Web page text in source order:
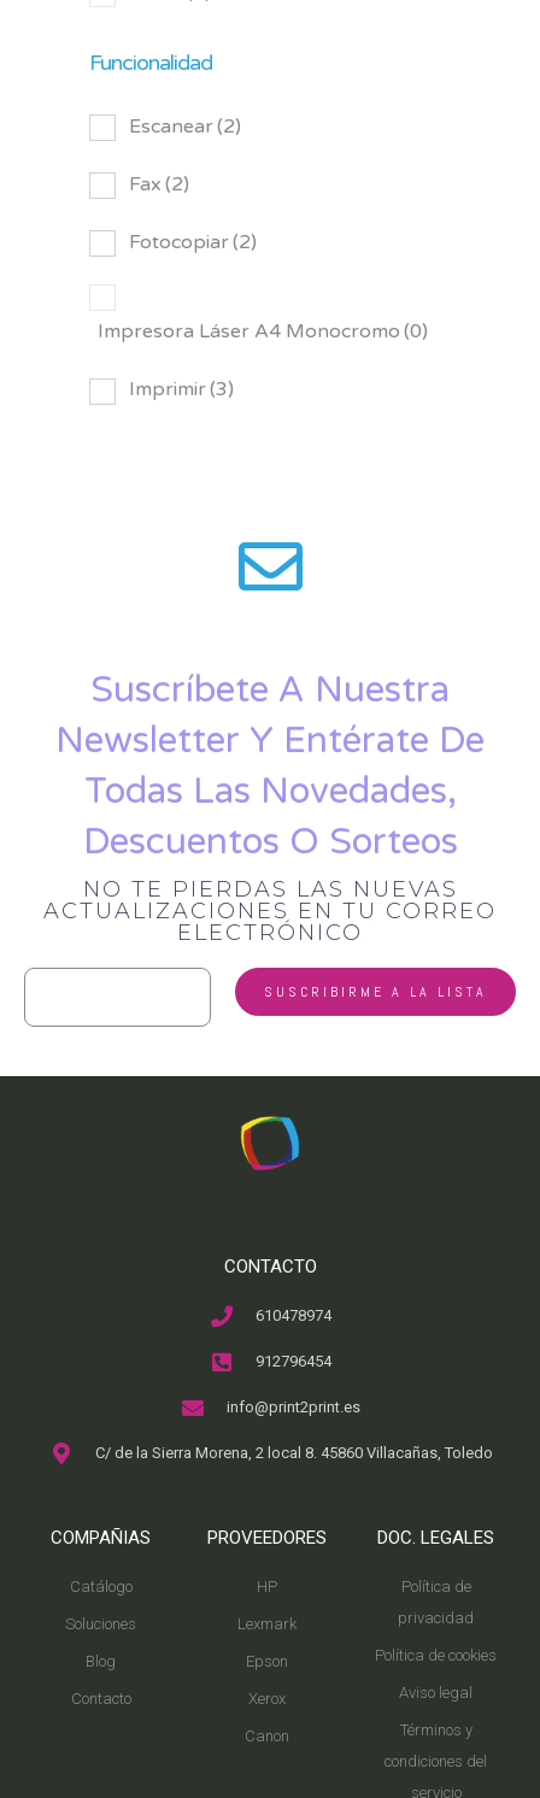
Funcionalidad
Escanear(2)
Fax (2)
Fotocopiar(2)
Impresora Láser A4 Monocromo (0)
Imprimir(3)
Suscríbete A Nuestra
Newsletter Y Entérate De
Todas Las Novedades,
Descuentos O Sorteos
NO TE PIERDAS LAS NUEVAS
ACTUALIZACIONES EN TU CORREO
ELECTRÓNICO
CONTACTO
610478974
912796454
info@print2print.es
C/ de la Sierra Morena, 2 local 8. 45860 Villacañas, Toledo
COMPAÑIAS
Catálogo
Soluciones
Blog
Contacto
PROVEEDORES
HP
Lexmark
Epson
Xerox
Canon
DOC. LEGALES
Política de
privacidad
Política de cookies
Aviso legal
Términos y
condiciones del
servicio